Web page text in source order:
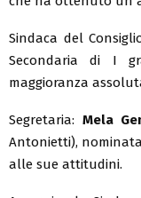
Sindaca del
Secondaria di I
maggioranza
Segretaria: Mela
Antonietti),
alle sue attitudini.